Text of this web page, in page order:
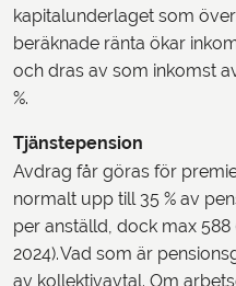
kapitalunderlaget som
beräknade ränta ökar
och dras av som inkomst
%.
Tjänstepension
Avdrag får göras för
normalt upp till 35 % av
per anställd, dock max
2024). Vad som är
av kollektivavtal. Om